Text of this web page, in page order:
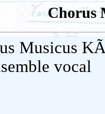
Chorus
Musicus
vocal